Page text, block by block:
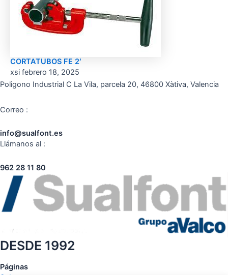
CORTATUBOS FE 2′
xsi febrero 18, 2025
Poligono Industrial C La Vila, parcela 20, 46800 Xàtiva, Valencia
Correo :
info@sualfont.es
Llámanos al :
962 28 11 80
DESDE 1992
Páginas